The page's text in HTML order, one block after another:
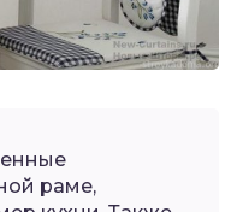
раме,